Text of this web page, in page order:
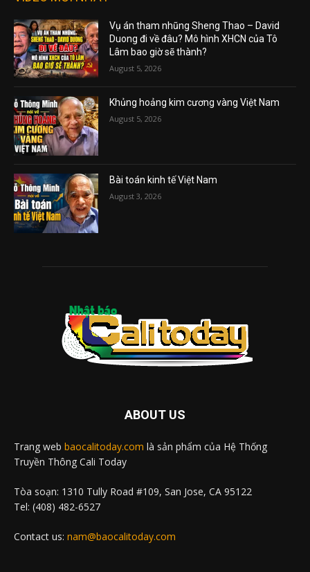
Vụ án tham nhũng Sheng Thao – David
Duong đi về đâu? Mô hình XHCN của Tô
Lâm bao giờ sẽ thành?
August 5, 2026
Khủng hoảng kim cương vàng Việt Nam
August 5, 2026
Bài toán kinh tế Việt Nam
August 3, 2026
ABOUT US
Trang web baocalitoday.com là sản phẩm của Hệ Thống
Truyền Thông Cali Today
Tòa soạn: 1310 Tully Road #109, San Jose, CA 95122
Tel: (408) 482-6527
Contact us: nam@baocalitoday.com